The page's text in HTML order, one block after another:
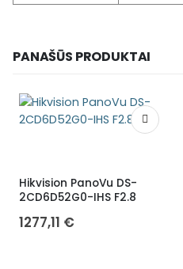
PANAŠŪS PRODUKTAI
Hikvision PanoVu DS-
2CD6D52G0-IHS F2.8
1277,11 €